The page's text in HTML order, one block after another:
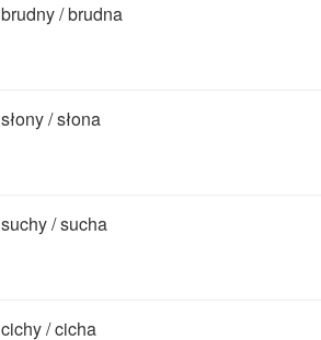
brudny / brudna
słony / słona
suchy / sucha
cichy / cicha